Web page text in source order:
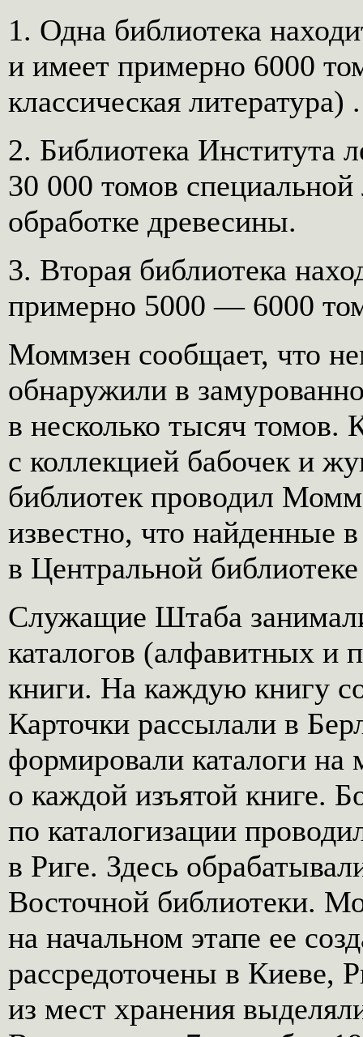
1. Одна библиотека
и имеет примерно 6000
классическая литература) .
2. Библиотека Института
30 000 томов
обработке древесины.
3. Вторая библиотека
примерно 5000 — 6000
Моммзен сообщает, что
обнаружили в
в несколько тысяч томов.
с коллекцией бабочек и
библиотек проводил
известно, что найденные
в Центральной
Служащие Штаба
каталогов (алфавитных и
книги. На каждую книгу
Карточки рассылали в
формировали каталоги на
о каждой изъятой книге.
по каталогизации
в Риге. Здесь
Восточной библиотеки.
на начальном этапе ее
рассредоточены в Киеве,
из мест хранения